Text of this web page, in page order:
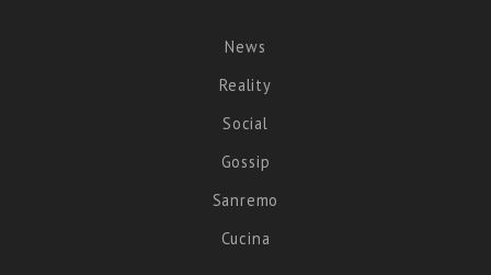
News
Reality
Social
Gossip
Sanremo
Cucina